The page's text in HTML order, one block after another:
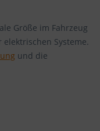
Größe im Fahrzeug
Systeme.
und die